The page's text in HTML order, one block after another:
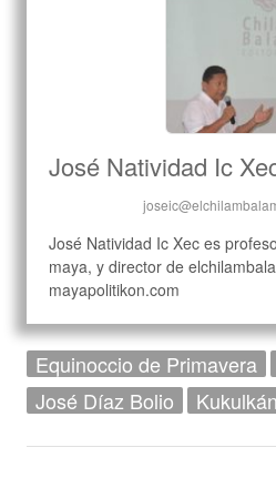
José Natividad Ic
José Natividad Ic Xec es
maya, y director de
mayapolitikon.com
Equinoccio de Primavera
José Díaz Bolio
Kukulkán